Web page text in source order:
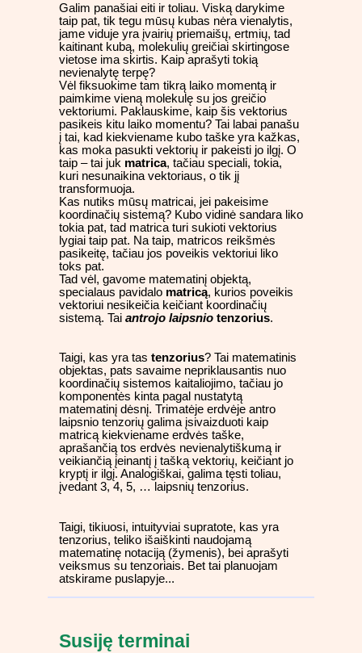
Galim panašiai eiti ir toliau. Viską darykime
taip pat, tik tegu mūsų kubas nėra vienalytis,
jame viduje yra įvairių priemaišų, ertmių, tad
kaitinant kubą, molekulių greičiai skirtingose
vietose ima skirtis. Kaip aprašyti tokią
nevienalytę terpę?
Vėl fiksuokime tam tikrą laiko momentą ir
paimkime vieną molekulę su jos greičio
vektoriumi. Paklauskime, kaip šis vektorius
pasikeis kitu laiko momentu? Tai labai panašu
į tai, kad kiekviename kubo taške yra kažkas,
kas moka pasukti vektorių ir pakeisti jo ilgį. O
taip – tai juk matrica, tačiau speciali, tokia,
kuri nesunaikina vektoriaus, o tik jį
transformuoja.
Kas nutiks mūsų matricai, jei pakeisime
koordinačių sistemą? Kubo vidinė sandara liko
tokia pat, tad matrica turi sukioti vektorius
lygiai taip pat. Na taip, matricos reikšmės
pasikeitę, tačiau jos poveikis vektoriui liko
toks pat.
Tad vėl, gavome matematinį objektą,
specialaus pavidalo matricą, kurios poveikis
vektoriui nesikeičia keičiant koordinačių
sistemą. Tai antrojo laipsnio tenzorius.
Taigi, kas yra tas tenzorius? Tai matematinis
objektas, pats savaime nepriklausantis nuo
koordinačių sistemos kaitaliojimo, tačiau jo
komponentės kinta pagal nustatytą
matematinį dėsnį. Trimatėje erdvėje antro
laipsnio tenzorių galima įsivaizduoti kaip
matricą kiekviename erdvės taške,
aprašančią tos erdvės nevienalytiškumą ir
veikiančią įeinantį į tašką vektorių, keičiant jo
kryptį ir ilgį. Analogiškai, galima tęsti toliau,
įvedant 3, 4, 5, … laipsnių tenzorius.
Taigi, tikiuosi, intuityviai supratote, kas yra
tenzorius, teliko išaiškinti naudojamą
matematinę notaciją (žymenis), bei aprašyti
veiksmus su tenzoriais. Bet tai planuojam
atskirame puslapyje...
Susiję terminai